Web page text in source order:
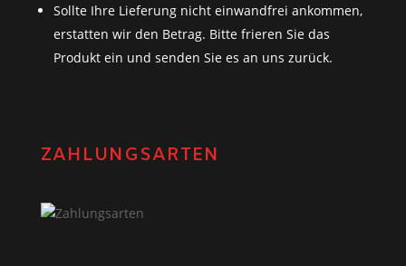
Sollte Ihre Lieferung nicht einwandfrei ankommen,
erstatten wir den Betrag. Bitte frieren Sie das
Produkt ein und senden Sie es an uns zurück.
ZAHLUNGSARTEN